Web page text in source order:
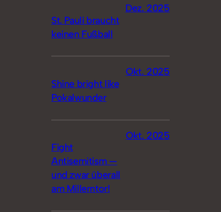
St. Pauli braucht
keinen Fußball
Dez. 2025
Shine bright like
Pokalwunder
Okt. 2025
Fight
Antisemitism —
und zwar überall
am Millerntor!
Okt. 2025